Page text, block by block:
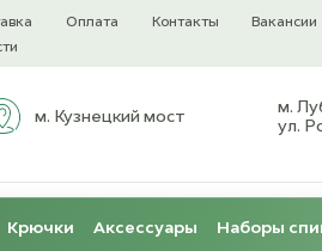
Оплата Контакты Вакансии
м. Кузнецкий мост
м.
ул.
Крючки Аксессуары Наборы